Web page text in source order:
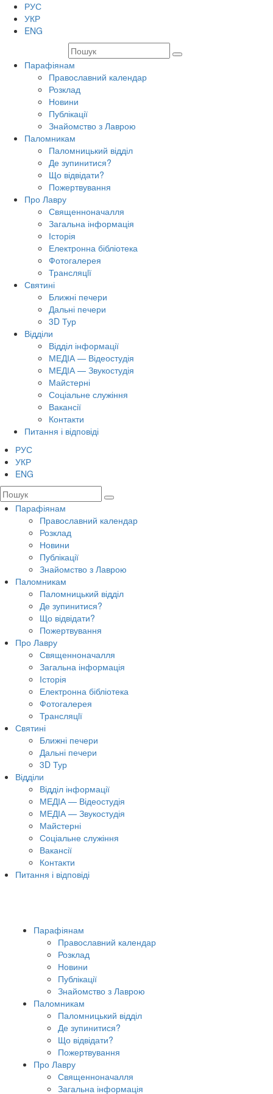
РУС
УКР
ENG
Парафіянам
Православний календар
Розклад
Новини
Публікації
Знайомство з Лаврою
Паломникам
Паломницький відділ
Де зупинитися?
Що відвідати?
Пожертвування
Про Лавру
Священноначалля
Загальна інформація
Історія
Електронна бібліотека
Фотогалерея
Трансляцiї
Святині
Ближні печери
Дальні печери
3D Тур
Відділи
Відділ інформації
МЕДІА — Відеостудія
МЕДІА — Звукостудія
Майстерні
Соціальне служіння
Вакансії
Контакти
Питання і відповіді
РУС
УКР
ENG
Парафіянам
Православний календар
Розклад
Новини
Публікації
Знайомство з Лаврою
Паломникам
Паломницький відділ
Де зупинитися?
Що відвідати?
Пожертвування
Про Лавру
Священноначалля
Загальна інформація
Історія
Електронна бібліотека
Фотогалерея
Трансляцiї
Святині
Ближні печери
Дальні печери
3D Тур
Відділи
Відділ інформації
МЕДІА — Відеостудія
МЕДІА — Звукостудія
Майстерні
Соціальне служіння
Вакансії
Контакти
Питання і відповіді
Парафіянам
Православний календар
Розклад
Новини
Публікації
Знайомство з Лаврою
Паломникам
Паломницький відділ
Де зупинитися?
Що відвідати?
Пожертвування
Про Лавру
Священноначалля
Загальна інформація